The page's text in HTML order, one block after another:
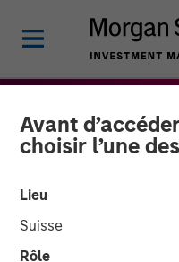
Avant
choisir l’une
Lieu
Suisse
Rôle